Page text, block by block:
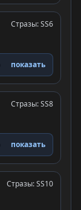
Стразы: SS6
показать
Стразы: SS8
показать
Стразы: SS10